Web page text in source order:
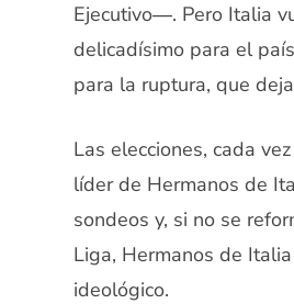
Ejecutivo―. Pero Italia
delicadísimo para el
para la ruptura, que
Las elecciones, cada
líder de Hermanos de
sondeos y, si no se
Liga, Hermanos de
ideológico.